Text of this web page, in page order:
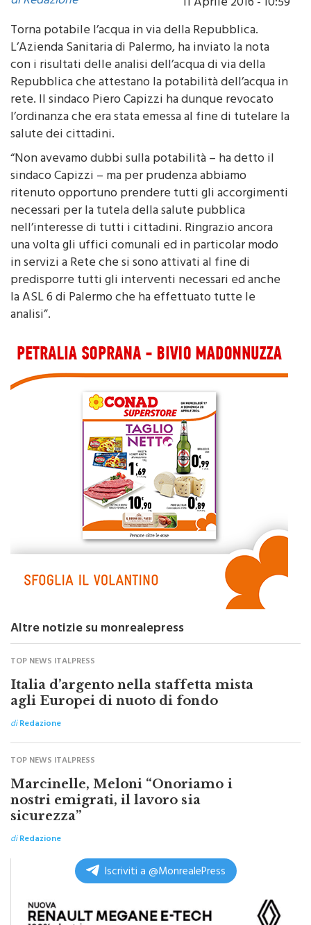
Torna potabile l’acqua in via della Repubblica.
L’Azienda Sanitaria di Palermo, ha inviato la nota
con i risultati delle analisi dell’acqua di via della
Repubblica che attestano la potabilità dell’acqua in
rete. Il sindaco Piero Capizzi ha dunque revocato
l’ordinanza che era stata emessa al fine di tutelare la
salute dei cittadini.
“Non avevamo dubbi sulla potabilità – ha detto il
sindaco Capizzi – ma per prudenza abbiamo
ritenuto opportuno prendere tutti gli accorgimenti
necessari per la tutela della salute pubblica
nell’interesse di tutti i cittadini. Ringrazio ancora
una volta gli uffici comunali ed in particolar modo
in servizi a Rete che si sono attivati al fine di
predisporre tutti gli interventi necessari ed anche
la ASL 6 di Palermo che ha effettuato tutte le
analisi”.
TOP NEWS ITALPRESS
Italia d’argento nella staffetta mista
agli Europei di nuoto di fondo
diRedazione
TOP NEWS ITALPRESS
Marcinelle, Meloni “Onoriamo i
nostri emigrati, il lavoro sia
sicurezza”
diRedazione
Iscriviti a @MonrealePress